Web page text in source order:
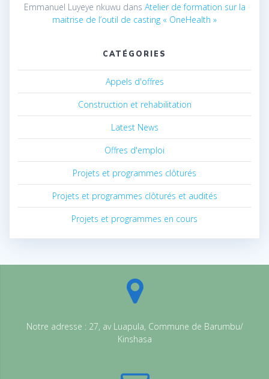
Emmanuel Luyeye nkuwu dans Atelier de formation sur la
maitrise de l’outil de casting « OneHealth »
CATÉGORIES
Appels d'offres
Construction et rehabilitation
Latest News
Offres d'emploi
Projets et programmes clôturés
Projets et programmes clôturés et audités
Projets et programmes en cours
Notre adresse : 27, av Luapula, Commune de Barumbu/
Kinshasa